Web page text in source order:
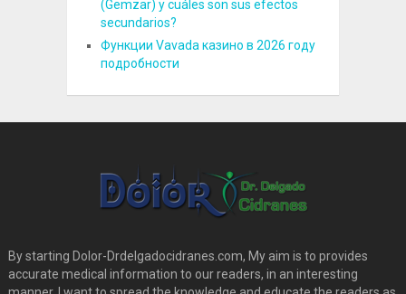
(Gemzar) y cuáles son sus efectos
secundarios?
Функции Vavada казино в 2026 году
подробности
By starting Dolor-Drdelgadocidranes.com, My aim is to provides
accurate medical information to our readers, in an interesting